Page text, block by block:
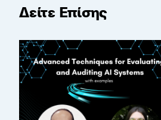
Δείτε Επίσης
Advanced Techniques for